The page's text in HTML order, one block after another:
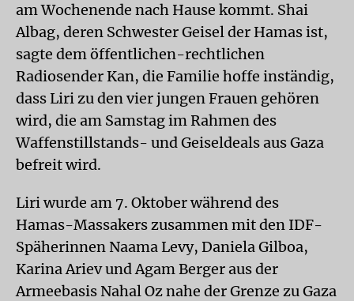
am Wochenende nach Hause kommt. Shai
Albag, deren Schwester Geisel der Hamas ist,
sagte dem öffentlichen-rechtlichen
Radiosender Kan, die Familie hoffe inständig,
dass Liri zu den vier jungen Frauen gehören
wird, die am Samstag im Rahmen des
Waffenstillstands- und Geiseldeals aus Gaza
befreit wird.
Liri wurde am 7. Oktober während des
Hamas-Massakers zusammen mit den IDF-
Späherinnen Naama Levy, Daniela Gilboa,
Karina Ariev und Agam Berger aus der
Armeebasis Nahal Oz nahe der Grenze zu Gaza